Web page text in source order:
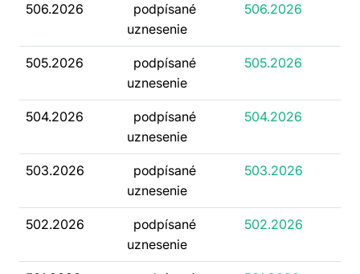
506.2026
podpísané
uznesenie
506.2026
505.2026
podpísané
uznesenie
505.2026
504.2026
podpísané
uznesenie
504.2026
503.2026
podpísané
uznesenie
503.2026
502.2026
podpísané
uznesenie
502.2026